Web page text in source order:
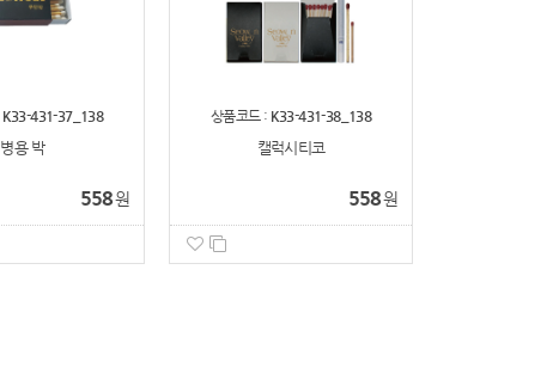
K33-431-37_138
병용 박
558원
상품코드 : K33-431-38_138
캘럭시티코
558원